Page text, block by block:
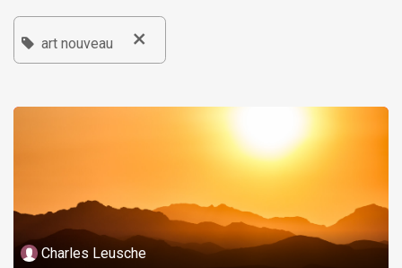
art nouveau ×
Charles Leusche